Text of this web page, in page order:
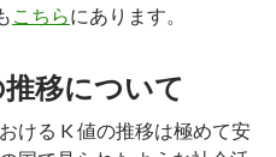
こちらにあります。
移について
ける K 値の推移は極めて安